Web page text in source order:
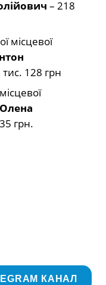
– 218
місцевої
128 грн
грн.
КАНАЛ